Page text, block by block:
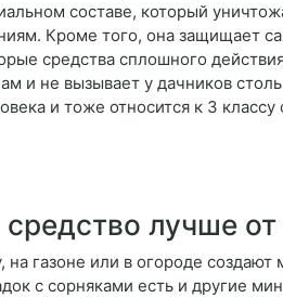
составе, который
Кроме того, она защищает
средства сплошного
и не вызывает у дачников
и тоже относится к 3
лучше
на газоне или в огороде
с сорняками есть и другие